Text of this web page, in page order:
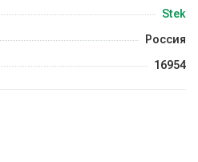
Stek
Россия
16954